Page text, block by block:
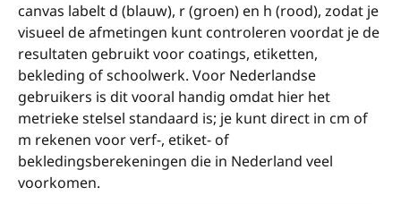
canvas labelt d (blauw), r (groen) en h (rood), zodat je
visueel de afmetingen kunt controleren voordat je de
resultaten gebruikt voor coatings, etiketten,
bekleding of schoolwerk. Voor Nederlandse
gebruikers is dit vooral handig omdat hier het
metrieke stelsel standaard is; je kunt direct in cm of
m rekenen voor verf-, etiket- of
bekledingsberekeningen die in Nederland veel
voorkomen.